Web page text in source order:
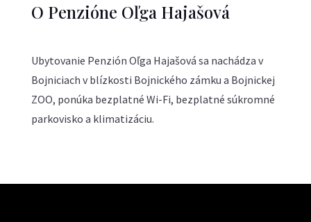
O Penzióne Oľga Hajašová
Ubytovanie Penzión Oľga Hajašová sa nachádza v
Bojniciach v blízkosti Bojnického zámku a Bojnickej
ZOO, ponúka bezplatné Wi-Fi, bezplatné súkromné
parkovisko a klimatizáciu.